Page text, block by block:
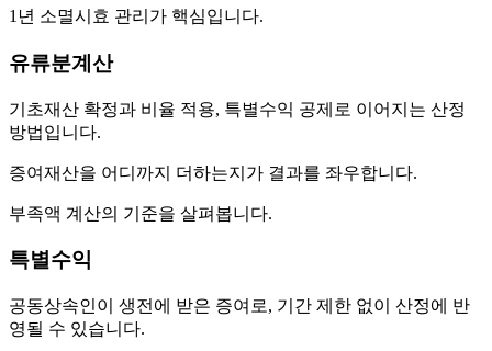
1년 소멸시효 관리가 핵심입니다.
유류분계산
기초재산 확정과 비율 적용, 특별수익 공제로 이어지는 산정
방법입니다.
증여재산을 어디까지 더하는지가 결과를 좌우합니다.
부족액 계산의 기준을 살펴봅니다.
특별수익
공동상속인이 생전에 받은 증여로, 기간 제한 없이 산정에 반
영될 수 있습니다.